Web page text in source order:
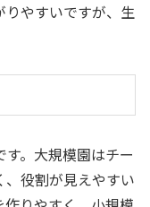
やすいですが、生
。大規模園はチー
、役割が見えやすい